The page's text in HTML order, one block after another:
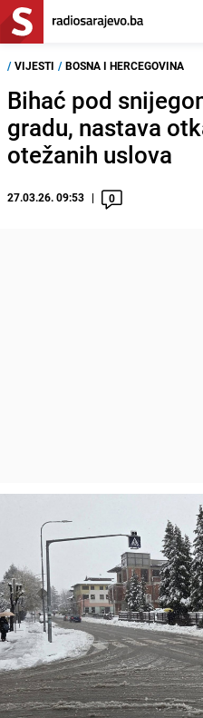
/ VIJESTI / BOSNA I HERCEGOVINA
Bihać pod
gradu, nastava
otežanih uslova
27.03.26. 09:53 0